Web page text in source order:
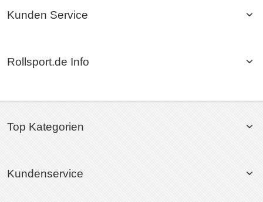
Kunden Service
Rollsport.de Info
Top Kategorien
Kundenservice